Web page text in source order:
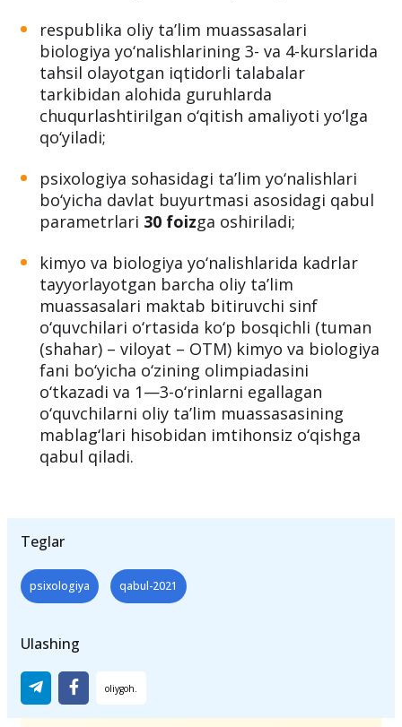
respublika oliy ta’lim muassasalari
biologiya yo‘nalishlarining 3- va 4-kurslarida
tahsil olayotgan iqtidorli talabalar
tarkibidan alohida guruhlarda
chuqurlashtirilgan o‘qitish amaliyoti yo‘lga
qo‘yiladi;
psixologiya sohasidagi ta’lim yo‘nalishlari
bo‘yicha davlat buyurtmasi asosidagi qabul
parametrlari 30 foizga oshiriladi;
kimyo va biologiya yo‘nalishlarida kadrlar
tayyorlayotgan barcha oliy ta’lim
muassasalari maktab bitiruvchi sinf
o‘quvchilari o‘rtasida ko‘p bosqichli (tuman
(shahar) – viloyat – OTM) kimyo va biologiya
fani bo‘yicha o‘zining olimpiadasini
o‘tkazadi va 1—3-o‘rinlarni egallagan
o‘quvchilarni oliy ta’lim muassasasining
mablag‘lari hisobidan imtihonsiz o‘qishga
qabul qiladi.
Teglar
psixologiya qabul-2021
Ulashing